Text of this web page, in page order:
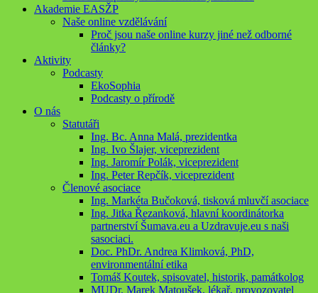
Akademie EASŽP
Naše online vzdělávání
Proč jsou naše online kurzy jiné než odborné
články?
Aktivity
Podcasty
EkoSophia
Podcasty o přírodě
O nás
Statutáři
Ing. Bc. Anna Malá, prezidentka
Ing. Ivo Šlajer, viceprezident
Ing. Jaromír Polák, viceprezident
Ing. Peter Repčík, viceprezident
Členové asociace
Ing. Markéta Bučoková, tisková mluvčí asociace
Ing. Jitka Řezanková, hlavní koordinátorka
partnerství Šumava.eu a Uzdravuje.eu s naši
sasociaci.
Doc. PhDr. Andrea Klimková, PhD,
environmentální etika
Tomáš Koutek, spisovatel, historik, památkolog
MUDr. Marek Matoušek, lékař, provozovatel